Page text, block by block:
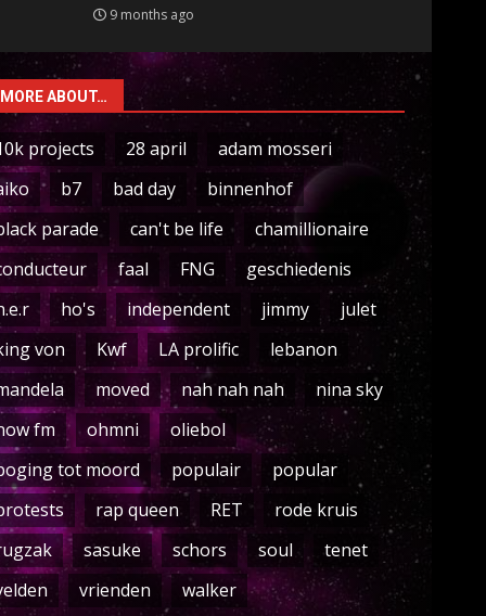
9 months ago
MORE ABOUT…
projects 28 april
adam mosseri
b7 bad day
binnenhof
parade
can't be life
chamillionaire
faal FNG
geschiedenis
ho's independent jimmy
julet
von
Kwf LA prolific
lebanon
moved nah nah nah
nina sky
fm
ohmni
oliebol
tot moord
populair
popular
rap queen RET
rode kruis
sasuke schors soul
tenet
vrienden walker